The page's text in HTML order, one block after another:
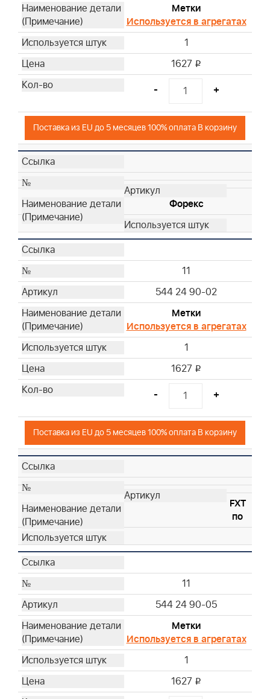
Метки
Используется в агрегатах
1
1627 i
- +
Поставка из EU до 5 месяцев 100% оплата В корзину
Форекс
11
544 24 90-02
Метки
Используется в агрегатах
1
1627 i
- +
Поставка из EU до 5 месяцев 100% оплата В корзину
FXT
по
11
544 24 90-05
Метки
Используется в агрегатах
1
1627 i